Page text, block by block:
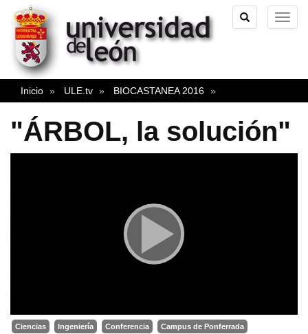
TOGGLE
SEARCH
Inicio ULE.tv BIOCASTANEA 2016
"ÁRBOL, la solución"
Ciencias Ingeniería Conferencia
Campus de Ponferrada